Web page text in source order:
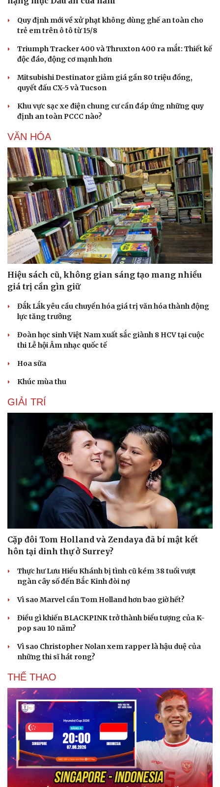
Du lịch
Tư vấn
Đọc truyện đêm khuya
Cửa sổ tình yêu
Kể chuyện cho bé
Hạt giống tâm hồn
Quy định mới về xử phạt không dùng ghế an toàn cho
trẻ em trên ô tô từ 15/8
Triumph Tracker 400 và Thruxton 400 ra mắt: Thiết kế
độc đáo, động cơ mạnh hơn
Mitsubishi Destinator giảm giá gần 80 triệu đồng,
quyết đấu CX-5 và Tucson
Khu vực sạc xe điện chung cư cần đáp ứng những quy
định an toàn PCCC nào?
VĂN HÓA
Hiệu sách cũ, không gian sáng tạo mang nhiều
giá trị cần gìn giữ
Đắk Lắk yêu cầu chuyển hóa giá trị văn hóa thành động
lực tăng trưởng
Đoàn học sinh Việt Nam xuất sắc giành 8 HCV tại cuộc
thi Lễ hội Âm nhạc quốc tế
Hoa sữa
Khúc mùa thu
GIẢI TRÍ
Cặp đôi Tom Holland và Zendaya đã bí mật kết
hôn tại dinh thự ở Surrey?
Thực hư Lưu Hiểu Khánh bị tình cũ kém 38 tuổi vượt
ngàn cây số đến Bắc Kinh đòi nợ
Vì sao Marvel cần Tom Holland hơn bao giờ hết?
Điều gì khiến BLACKPINK trở thành biểu tượng của K-
pop sau 10 năm?
Vì sao Christopher Nolan xem rapper là hậu duệ của
những thi sĩ hát rong?
THỂ THAO